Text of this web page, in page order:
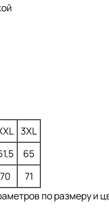
3XL
65
70
71
по размеру и